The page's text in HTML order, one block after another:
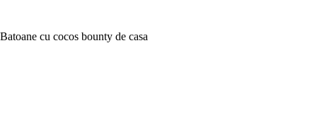
Batoane cu cocos bounty de casa